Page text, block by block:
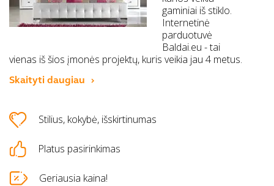
gaminiai iš stiklo.
Internetinė
parduotuvė
Baldai.eu - tai
vienas iš šios įmonės projektų, kuris veikia jau 4 metus.
Skaityti daugiau
Stilius, kokybė, išskirtinumas
Platus pasirinkimas
Geriausia kaina!